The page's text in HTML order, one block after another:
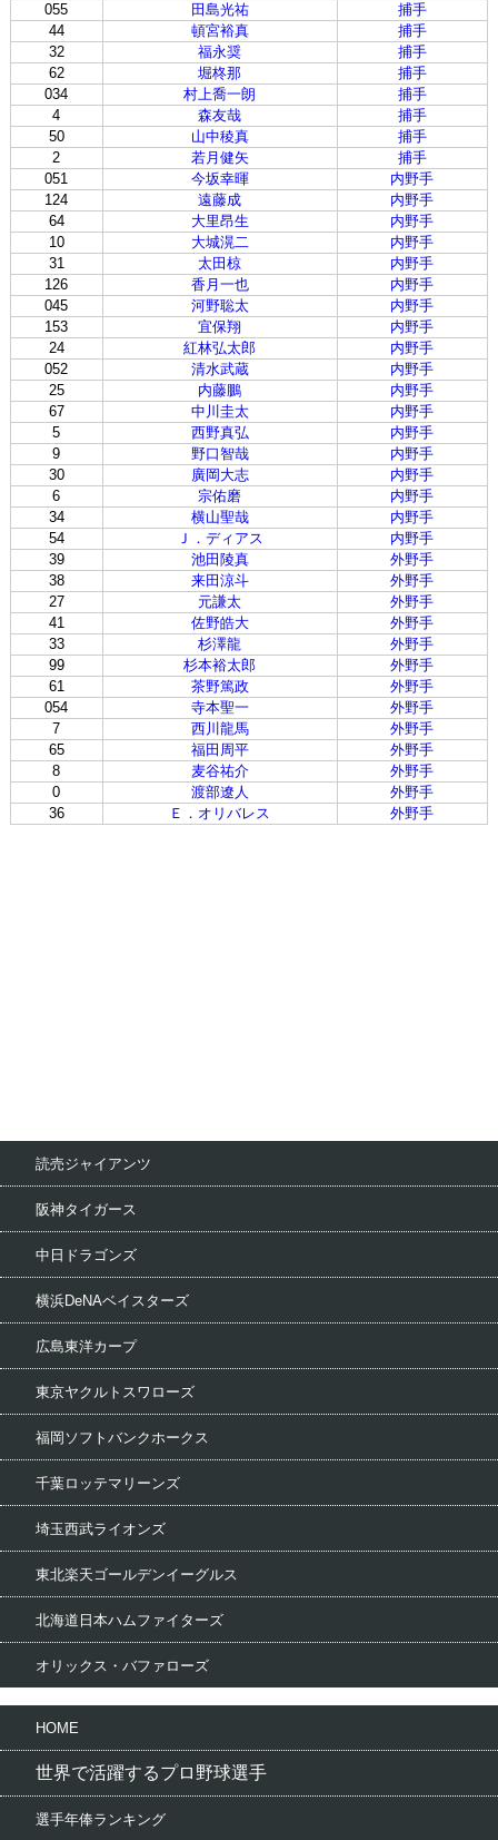
055
田島光祐
捕手
44
頓宮裕真
捕手
32
福永奨
捕手
62
堀柊那
捕手
034
村上喬一朗
捕手
4
森友哉
捕手
50
山中稜真
捕手
2
若月健矢
捕手
051
今坂幸暉
内野手
124
遠藤成
内野手
64
大里昂生
内野手
10
大城滉二
内野手
31
太田椋
内野手
126
香月一也
内野手
045
河野聡太
内野手
153
宜保翔
内野手
24
紅林弘太郎
内野手
052
清水武蔵
内野手
25
内藤鵬
内野手
67
中川圭太
内野手
5
西野真弘
内野手
9
野口智哉
内野手
30
廣岡大志
内野手
6
宗佑磨
内野手
34
横山聖哉
内野手
54
Ｊ．ディアス
内野手
39
池田陵真
外野手
38
来田涼斗
外野手
27
元謙太
外野手
41
佐野皓大
外野手
33
杉澤龍
外野手
99
杉本裕太郎
外野手
61
茶野篤政
外野手
054
寺本聖一
外野手
7
西川龍馬
外野手
65
福田周平
外野手
8
麦谷祐介
外野手
0
渡部遼人
外野手
36
Ｅ．オリバレス 外野手
読売ジャイアンツ
阪神タイガース
中日ドラゴンズ
横浜DeNAベイスターズ
広島東洋カープ
東京ヤクルトスワローズ
福岡ソフトバンクホークス
千葉ロッテマリーンズ
埼玉西武ライオンズ
東北楽天ゴールデンイーグルス
北海道日本ハムファイターズ
オリックス・バファローズ
HOME
世界で活躍するプロ野球選手
選手年俸ランキング